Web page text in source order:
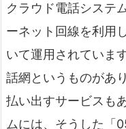
クラウド電話システ
ーネット回線を利用
いて運用されていま
話網というものがあ
払い出すサービスも
ムには、そうした「